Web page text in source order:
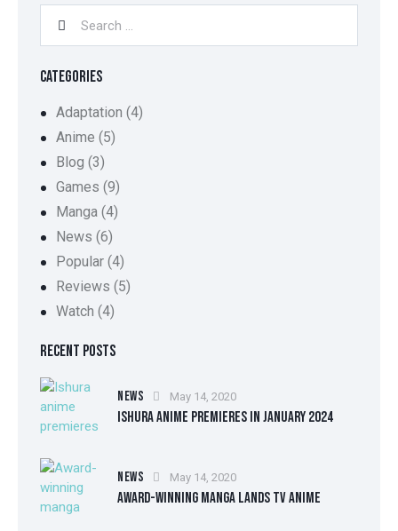
CATEGORIES
Adaptation (4)
Anime (5)
Blog (3)
Games (9)
Manga (4)
News (6)
Popular (4)
Reviews (5)
Watch (4)
RECENT POSTS
NEWS May 14, 2020
ISHURA ANIME PREMIERES IN JANUARY 2024
NEWS May 14, 2020
AWARD-WINNING MANGA LANDS TV ANIME